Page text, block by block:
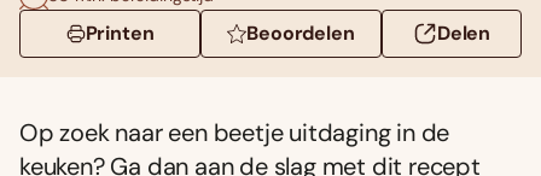
Printen Beoordelen Delen
Op zoek naar een beetje uitdaging in de
keuken? Ga dan aan de slag met dit recept